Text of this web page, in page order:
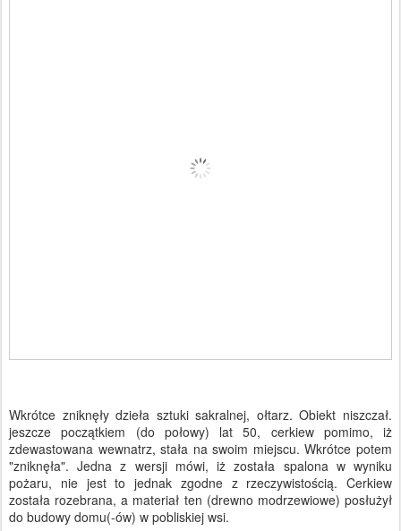
Wkrótce zniknęły dzieła sztuki sakralnej, ołtarz. Obiekt niszczał.
jeszcze początkiem (do połowy) lat 50, cerkiew pomimo, iż
zdewastowana wewnatrz, stała na swoim miejscu. Wkrótce potem
"zniknęła". Jedna z wersji mówi, iż została spalona w wyniku
pożaru, nie jest to jednak zgodne z rzeczywistością. Cerkiew
została rozebrana, a materiał ten (drewno modrzewiowe) posłużył
do budowy domu(-ów) w pobliskiej wsi.